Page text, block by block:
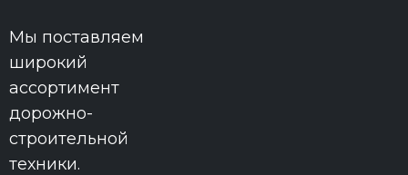
Мы поставляем
широкий
ассортимент
дорожно-
строительной
техники.